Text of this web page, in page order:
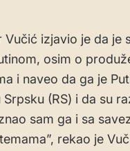
izjavio je da je
osim o
i naveo da ga je
(RS) i da su
sam ga i sa
rekao je